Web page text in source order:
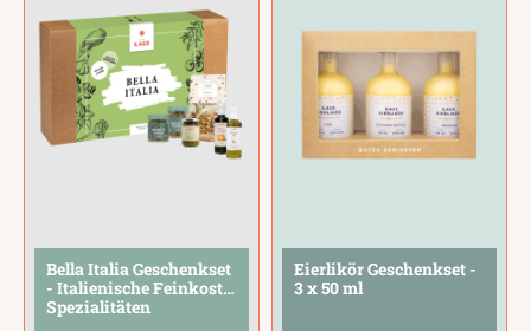
im Abgang. Ein
leckerer ...
Bella Italia Geschenkset
- Italienische Feinkost-
Spezialitäten
Eierlikör Geschenkset -
3 x 50 ml